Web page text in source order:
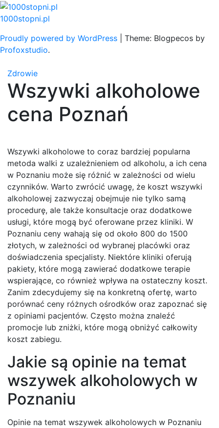
Skip
to
1000stopni.pl
Proudly powered by WordPress
Theme: Blogpecos by
Profoxstudio.
Zdrowie
Wszywki alkoholowe
cena Poznań
Wszywki alkoholowe to coraz bardziej popularna
metoda walki z uzależnieniem od alkoholu, a ich cena
w Poznaniu może się różnić w zależności od wielu
czynników. Warto zwrócić uwagę, że koszt wszywki
alkoholowej zazwyczaj obejmuje nie tylko samą
procedurę, ale także konsultacje oraz dodatkowe
usługi, które mogą być oferowane przez kliniki. W
Poznaniu ceny wahają się od około 800 do 1500
złotych, w zależności od wybranej placówki oraz
doświadczenia specjalisty. Niektóre kliniki oferują
pakiety, które mogą zawierać dodatkowe terapie
wspierające, co również wpływa na ostateczny koszt.
Zanim zdecydujemy się na konkretną ofertę, warto
porównać ceny różnych ośrodków oraz zapoznać się
z opiniami pacjentów. Często można znaleźć
promocje lub zniżki, które mogą obniżyć całkowity
koszt zabiegu.
Jakie są opinie na temat
wszywek alkoholowych w
Poznaniu
Opinie na temat wszywek alkoholowych w Poznaniu